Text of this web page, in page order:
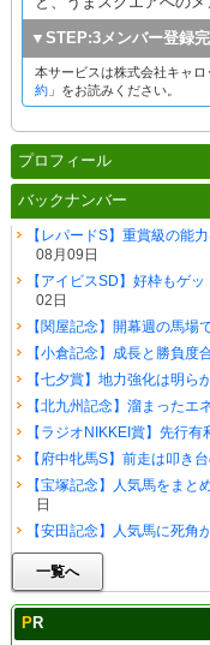
▼STEP:3メンバー登録
本サービスは株式会社キャ
約」をお読みください。
プロフィール
バックナンバー
【レパードS】重賞級の能
08月09日
【アイビスSD】好枠もゲ
02日
【関屋記念】開幕週の馬場
【小倉記念】成長と勝負度
【七夕賞】地力強化は明ら
【北九州記念】溜まったエ
【ラジオNIKKEI賞】先行
【府中牝馬S】前走は叩き
【宝塚記念】人気馬をまと
日
【安田記念】人気馬に死
一覧へ
PR